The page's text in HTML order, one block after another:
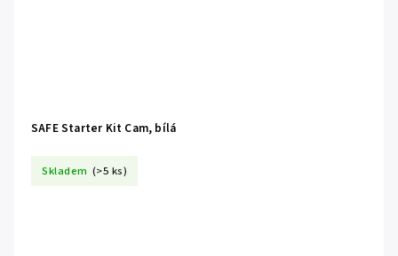
SAFE Starter Kit Cam, bílá
Skladem (>5 ks)